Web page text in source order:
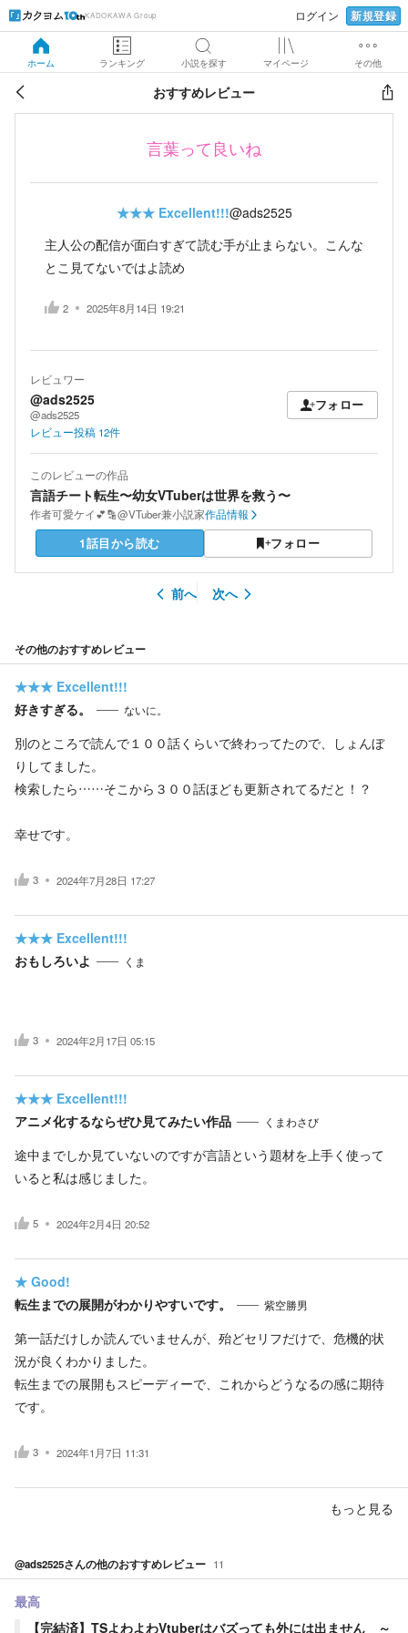
KADOKAWA Group ログイン 新規登録
ホーム ランキング 小説を探す マイページ その他
おすすめレビュー
言葉って良いね
★★★ Excellent!!!@ads2525
主人公の配信が面白すぎて読む手が止まらない。こんな
とこ見てないではよ読め
2 2025年8月14日 19:21
レビュワー
@ads2525
@ads2525
フォロー
レビュー投稿 12件
このレビューの作品
言語チート転生〜幼女VTuberは世界を救う〜
作者可愛ケイ💕🔡@VTuber兼小説家作品情報
1話目から読む フォロー
前へ 次へ
その他のおすすめレビュー
★★★ Excellent!!!
好きすぎる。
ないに。
別のところで読んで１００話くらいで終わってたので、しょんぼ
りしてました。
検索したら……そこから３００話ほども更新されてるだと！？
幸せです。
3 2024年7月28日 17:27
★★★ Excellent!!!
おもしろいよ
くま
3 2024年2月17日 05:15
★★★ Excellent!!!
アニメ化するならぜひ見てみたい作品
くまわさび
途中までしか見ていないのですが言語という題材を上手く使って
いると私は感じました。
5 2024年2月4日 20:52
★ Good!
転生までの展開がわかりやすいです。
紫空勝男
第一話だけしか読んでいませんが、殆どセリフだけで、危機的状
況が良くわかりました。
転生までの展開もスピーディーで、これからどうなるの感に期待
です。
3 2024年1月7日 11:31
もっと見る
@ads2525さんの他のおすすめレビュー 11
最高
【完結済】TSよわよわVtuberはバズっても外には出ません ～